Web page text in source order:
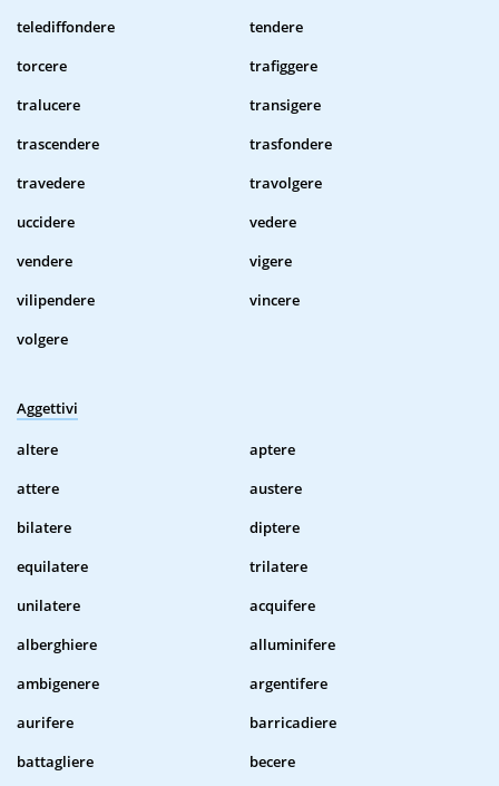
telediffondere
tendere
torcere
trafiggere
tralucere
transigere
trascendere
trasfondere
travedere
travolgere
uccidere
vedere
vendere
vigere
vilipendere
vincere
volgere
Aggettivi
altere
aptere
attere
austere
bilatere
diptere
equilatere
trilatere
unilatere
acquifere
alberghiere
alluminifere
ambigenere
argentifere
aurifere
barricadiere
battagliere
becere